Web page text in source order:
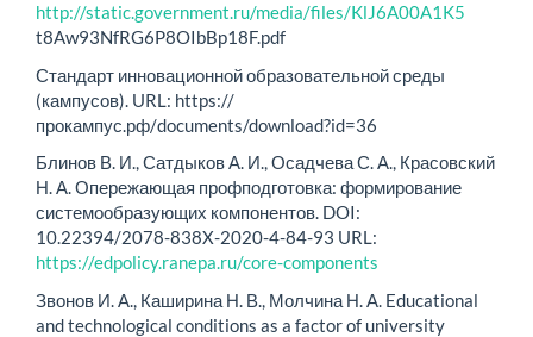
http://static.government.ru/media/files/KlJ6A00A1K5
t8Aw93NfRG6P8OIbBp18F.pdf
Стандарт инновационной образовательной среды
(кампусов). URL: https://
прокампус.рф/documents/download?id=36
Блинов В. И., Сатдыков А. И., Осадчева С. А., Красовский
Н. А. Опережающая профподготовка: формирование
системообразующих компонентов. DOI:
10.22394/2078-838X-2020-4-84-93 URL:
https://edpolicy.ranepa.ru/core-components
Звонов И. А., Каширина Н. В., Молчина Н. А. Educational
and technological conditions as a factor of university